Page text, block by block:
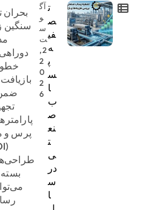
ت
ص
فی
ه
پ
س
ا
ب
ص
نع
ت
ی
در
س
ا
آگ
و
س
ت
2,
2
0
2
6
بحران
پرس و